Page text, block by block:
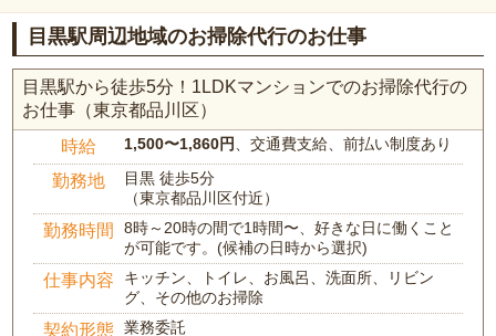
目黒駅周辺地域のお掃除代行のお仕事
目黒駅から徒歩5分！1LDKマンションでのお掃除代行の
お仕事（東京都品川区）
時給 1,500〜1,860円、交通費支給、前払い制度あり
勤務地
目黒 徒歩5分
（東京都品川区付近）
勤務時間
8時～20時の間で1時間〜、好きな日に働くこと
が可能です。(候補の日時から選択)
仕事内容
キッチン、トイレ、お風呂、洗面所、リビン
グ、その他のお掃除
契約形態 業務委託